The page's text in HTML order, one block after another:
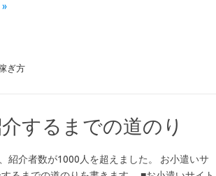
ぎ方
するまでの道のり
紹介者数が1000人を超えました。 お小遣いサ